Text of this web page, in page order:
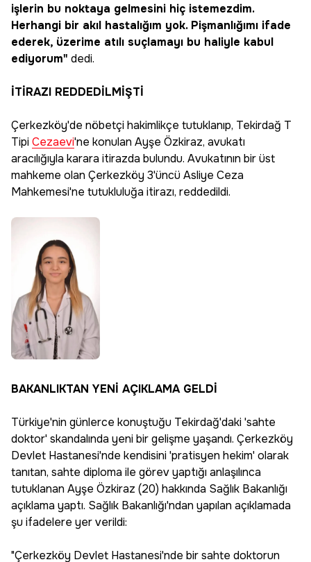
işlerin bu noktaya gelmesini hiç istemezdim.
Herhangi bir akıl hastalığım yok. Pişmanlığımı ifade
ederek, üzerime atılı suçlamayı bu haliyle kabul
ediyorum" dedi.
İTİRAZI REDDEDİLMİŞTİ
Çerkezköy'de nöbetçi hakimlikçe tutuklanıp, Tekirdağ T
TipiCezaevi'ne konulan Ayşe Özkiraz, avukatı
aracılığıyla karara itirazda bulundu. Avukatının bir üst
mahkeme olan Çerkezköy 3'üncü Asliye Ceza
Mahkemesi'ne tutukluluğa itirazı, reddedildi.
BAKANLIKTAN YENİ AÇIKLAMA GELDİ
Türkiye'nin günlerce konuştuğu Tekirdağ'daki 'sahte
doktor' skandalında yeni bir gelişme yaşandı. Çerkezköy
Devlet Hastanesi'nde kendisini 'pratisyen hekim' olarak
tanıtan, sahte diploma ile görev yaptığı anlaşılınca
tutuklanan Ayşe Özkiraz (20) hakkında Sağlık Bakanlığı
açıklama yaptı. Sağlık Bakanlığı'ndan yapılan açıklamada
şu ifadelere yer verildi:
"Çerkezköy Devlet Hastanesi'nde bir sahte doktorun